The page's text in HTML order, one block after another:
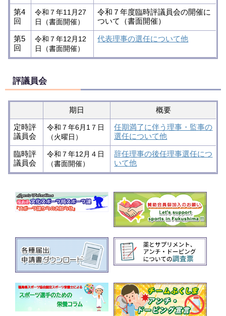
第4
回
令和７年11月27
日（書面開催）
令和７年度臨時評議員会の開催に
ついて（書面開催）
第5
回
令和７年12月12
日（書面開催）
代表理事の選任について他
評議員会
期日
概要
定時評
議員会
令和７年6月1７日
（火曜日）
任期満了に伴う理事・監事の
選任について他
臨時評
議員会
令和７年12月４日
（書面開催）
辞任理事の後任理事選任につ
いて他